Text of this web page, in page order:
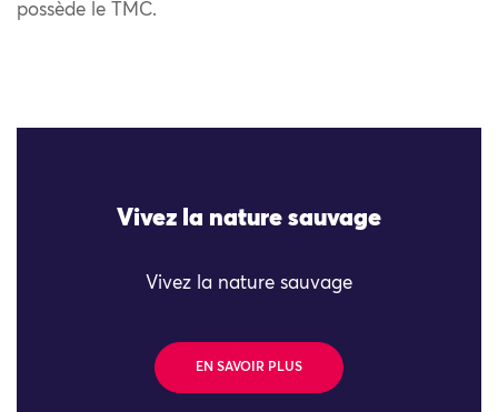
possède le TMC.
Vivez la nature sauvage
Vivez la nature sauvage
EN SAVOIR PLUS